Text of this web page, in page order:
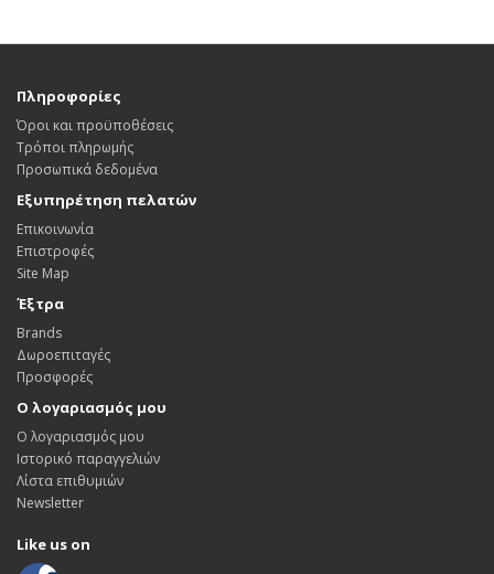
Πληροφορίες
Όροι και προϋποθέσεις
Τρόποι πληρωμής
Προσωπικά δεδομένα
Εξυπηρέτηση πελατών
Επικοινωνία
Επιστροφές
Site Map
Έξτρα
Brands
Δωροεπιταγές
Προσφορές
Ο λογαριασμός μου
Ο λογαριασμός μου
Ιστορικό παραγγελιών
Λίστα επιθυμιών
Newsletter
Like us on